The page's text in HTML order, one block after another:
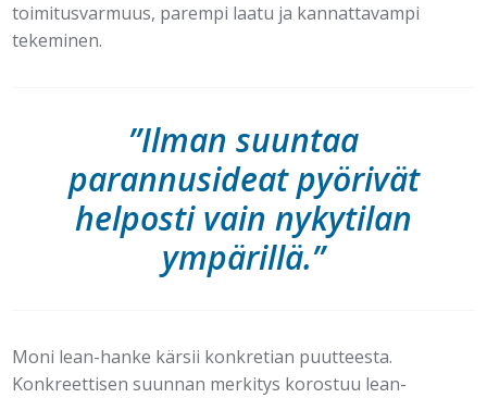
toimitusvarmuus, parempi laatu ja kannattavampi
tekeminen.
”Ilman suuntaa
parannusideat pyörivät
helposti vain nykytilan
ympärillä.”
Moni lean-hanke kärsii konkretian puutteesta.
Konkreettisen suunnan merkitys korostuu lean-